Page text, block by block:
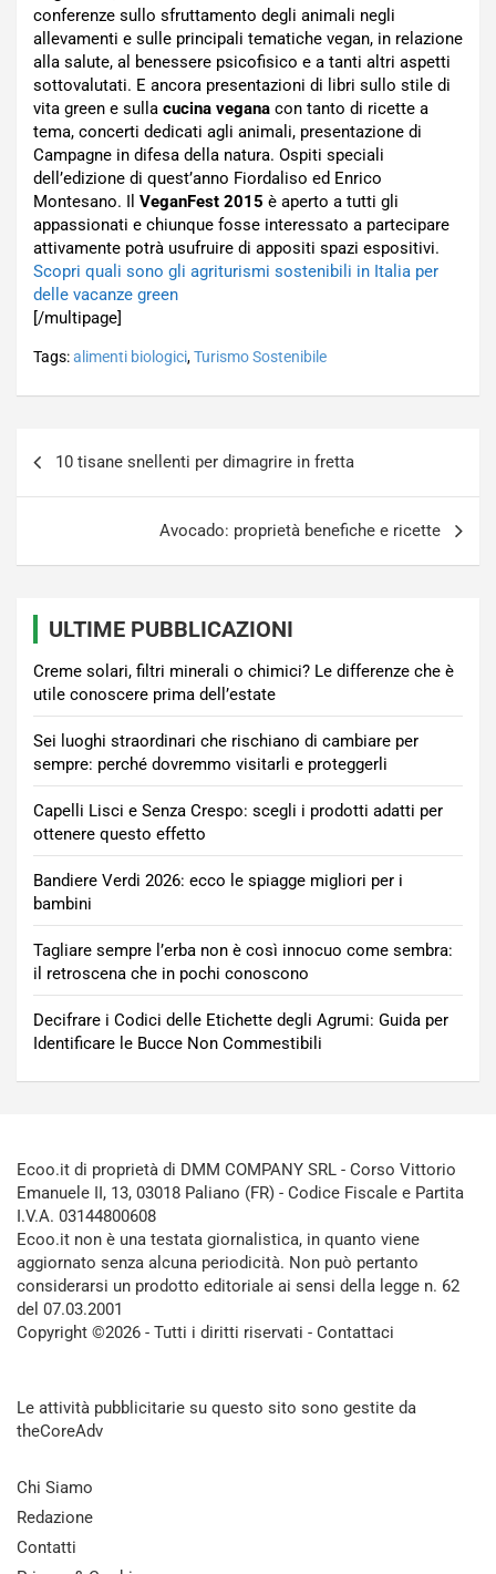
conferenze sullo sfruttamento degli animali negli
allevamenti e sulle principali tematiche vegan, in relazione
alla salute, al benessere psicofisico e a tanti altri aspetti
sottovalutati. E ancora presentazioni di libri sullo stile di
vita green e sulla cucina vegana con tanto di ricette a
tema, concerti dedicati agli animali, presentazione di
Campagne in difesa della natura. Ospiti speciali
dell’edizione di quest’anno Fiordaliso ed Enrico
Montesano. Il VeganFest 2015 è aperto a tutti gli
appassionati e chiunque fosse interessato a partecipare
attivamente potrà usufruire di appositi spazi espositivi.
Scopri quali sono gli agriturismi sostenibili in Italia per
delle vacanze green
[/multipage]
Tags:alimenti biologici,Turismo Sostenibile
10 tisane snellenti per dimagrire in fretta
Avocado: proprietà benefiche e ricette
ULTIME PUBBLICAZIONI
Creme solari, filtri minerali o chimici? Le differenze che è
utile conoscere prima dell’estate
Sei luoghi straordinari che rischiano di cambiare per
sempre: perché dovremmo visitarli e proteggerli
Capelli Lisci e Senza Crespo: scegli i prodotti adatti per
ottenere questo effetto
Bandiere Verdi 2026: ecco le spiagge migliori per i
bambini
Tagliare sempre l’erba non è così innocuo come sembra:
il retroscena che in pochi conoscono
Decifrare i Codici delle Etichette degli Agrumi: Guida per
Identificare le Bucce Non Commestibili
Ecoo.it di proprietà di DMM COMPANY SRL - Corso Vittorio
Emanuele II, 13, 03018 Paliano (FR) - Codice Fiscale e Partita
I.V.A. 03144800608
Ecoo.it non è una testata giornalistica, in quanto viene
aggiornato senza alcuna periodicità. Non può pertanto
considerarsi un prodotto editoriale ai sensi della legge n. 62
del 07.03.2001
Copyright ©2026 - Tutti i diritti riservati - Contattaci
Le attività pubblicitarie su questo sito sono gestite da
theCoreAdv
Chi Siamo
Redazione
Contatti